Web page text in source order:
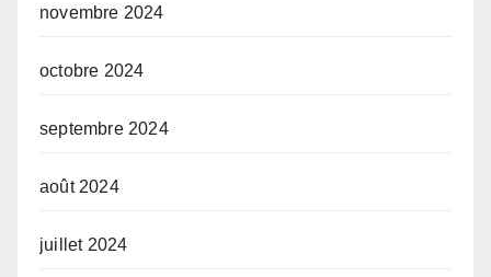
novembre 2024
octobre 2024
septembre 2024
août 2024
juillet 2024